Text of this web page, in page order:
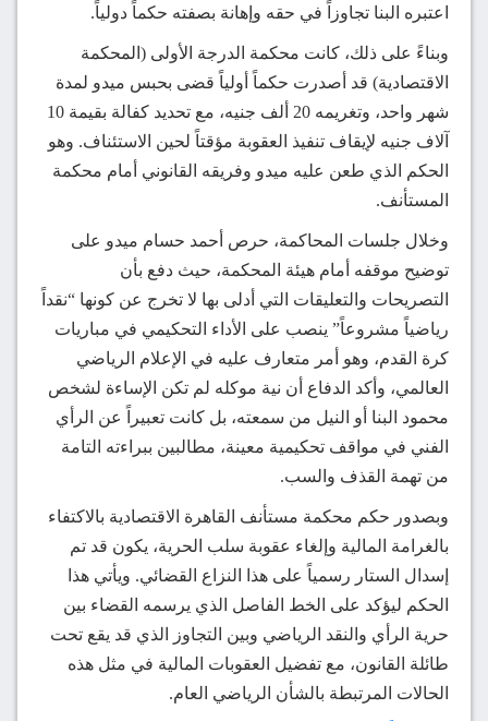
اعتبره البنا تجاوزاً في حقه وإهانة بصفته حكماً دولياً.
وبناءً على ذلك، كانت محكمة الدرجة الأولى (المحكمة
الاقتصادية) قد أصدرت حكماً أولياً قضى بحبس ميدو لمدة
شهر واحد، وتغريمه 20 ألف جنيه، مع تحديد كفالة بقيمة 10
آلاف جنيه لإيقاف تنفيذ العقوبة مؤقتاً لحين الاستئناف. وهو
الحكم الذي طعن عليه ميدو وفريقه القانوني أمام محكمة
المستأنف.
وخلال جلسات المحاكمة، حرص أحمد حسام ميدو على
توضيح موقفه أمام هيئة المحكمة، حيث دفع بأن
التصريحات والتعليقات التي أدلى بها لا تخرج عن كونها “نقداً
رياضياً مشروعاً” ينصب على الأداء التحكيمي في مباريات
كرة القدم، وهو أمر متعارف عليه في الإعلام الرياضي
العالمي، وأكد الدفاع أن نية موكله لم تكن الإساءة لشخص
محمود البنا أو النيل من سمعته، بل كانت تعبيراً عن الرأي
الفني في مواقف تحكيمية معينة، مطالبين ببراءته التامة
من تهمة القذف والسب.
وبصدور حكم محكمة مستأنف القاهرة الاقتصادية بالاكتفاء
بالغرامة المالية وإلغاء عقوبة سلب الحرية، يكون قد تم
إسدال الستار رسمياً على هذا النزاع القضائي. ويأتي هذا
الحكم ليؤكد على الخط الفاصل الذي يرسمه القضاء بين
حرية الرأي والنقد الرياضي وبين التجاوز الذي قد يقع تحت
طائلة القانون، مع تفضيل العقوبات المالية في مثل هذه
الحالات المرتبطة بالشأن الرياضي العام.